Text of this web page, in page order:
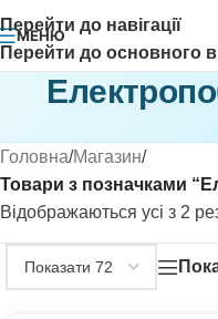
Перейти до навігації
Перейти до основного
МЕНЮ
Головна/Магазин/
Товари з позначками
Відображаються усі з 2